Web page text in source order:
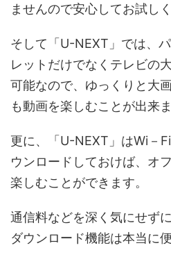
ませんので安心してお試しく
そして「U-NEXT」では、
レットだけでなくテレビの
可能なので、ゆっくりと大
も動画を楽しむことが出来ま
更に、「U-NEXT」はWi－
ウンロードしておけば、オ
楽しむことができます。
通信料などを深く気にせず
ダウンロード機能は本当に便